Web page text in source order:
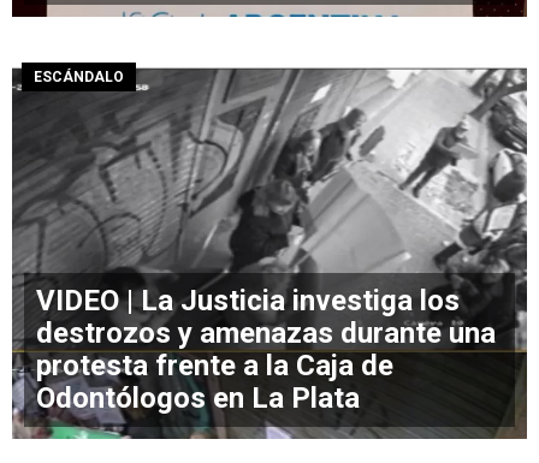
ESCÁNDALO
VIDEO | La Justicia investiga los
destrozos y amenazas durante una
protesta frente a la Caja de
Odontólogos en La Plata